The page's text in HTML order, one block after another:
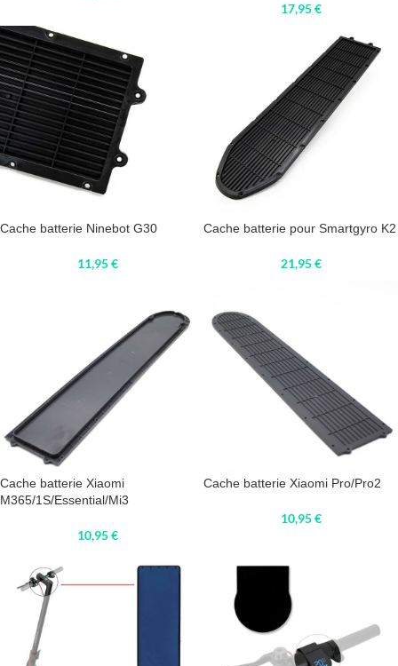
17,95€
Cache batterie Ninebot G30
11,95€
Cache batterie pour Smartgyro K2
21,95€
Cache batterie Xiaomi
M365/1S/Essential/Mi3
10,95€
Cache batterie Xiaomi Pro/Pro2
10,95€